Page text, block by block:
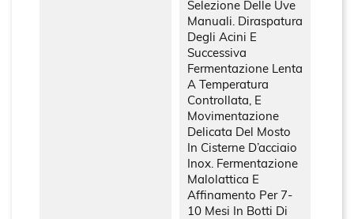
Selezione Delle Uve
Manuali. Diraspatura
Degli Acini E
Successiva
Fermentazione Lenta
A Temperatura
Controllata, E
Movimentazione
Delicata Del Mosto
In Cisterne D’acciaio
Inox. Fermentazione
Malolattica E
Affinamento Per 7-
10 Mesi In Botti Di